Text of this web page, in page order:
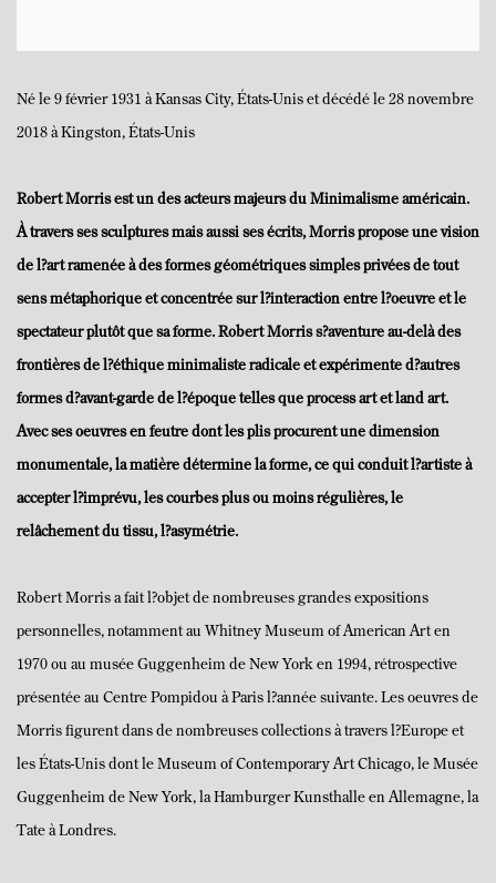
Né le 9 février 1931 à Kansas City, États-Unis et décédé le 28 novembre
2018 à Kingston, États-Unis
Robert Morris est un des acteurs majeurs du Minimalisme américain.
À traversses sculptures mais aussi ses écrits, Morris propose une vision
de l?art ramenée à des formes géométriques simples privées de tout
sens métaphorique et concentrée sur l?interaction entre l?oeuvre et le
spectateur plutôt que sa forme. Robert Morriss?aventure au-delà des
frontières de l?éthique minimaliste radicale et expérimente d?autres
formes d?avant-garde de l?époque telles que process art et land art.
Avecses oeuvres en feutre dont les plis procurent une dimension
monumentale, la matière détermine la forme, ce qui conduit l?artiste à
accepter l?imprévu, les courbes plusou moins régulières, le
relâchement du tissu, l?asymétrie.
Robert Morris a fait l?objet de nombreuses grandes expositions
personnelles, notamment au Whitney Museum of American Art en
1970 ou au musée Guggenheim de New York en 1994, rétrospective
présentée au Centre Pompidou à Paris l?année suivante. Les oeuvres de
Morris figurent dans de nombreuses collections à travers l?Europe et
les États-Unis dont le Museum of Contemporary Art Chicago, le Musée
Guggenheim de New York, la Hamburger Kunsthalle en Allemagne, la
Tate à Londres.